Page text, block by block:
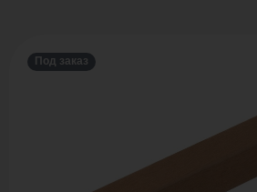
Под заказ